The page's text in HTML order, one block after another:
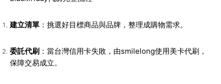
建立清單 ：挑選好目標商品與品牌，整理成購物需求。
委託代刷 ：當台灣信用卡失敗，由smilelong使用美卡代刷，
保障交易成立。